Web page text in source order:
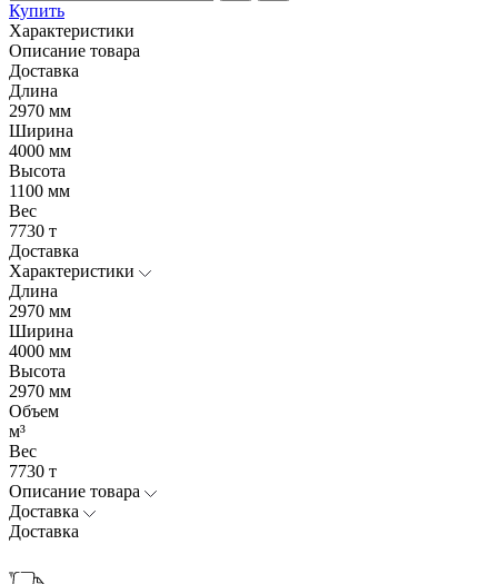
Купить
Характеристики
Описание товара
Доставка
Длина
2970 мм
Ширина
4000 мм
Высота
1100 мм
Вес
7730 т
Доставка
Характеристики
Длина
2970 мм
Ширина
4000 мм
Высота
2970 мм
Объем
м³
Вес
7730 т
Описание товара
Доставка
Доставка